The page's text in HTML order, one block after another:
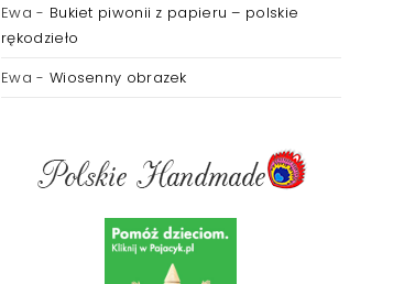
Ewa - Bukiet piwonii z papieru – polskie
rękodzieło
Ewa - Wiosenny obrazek